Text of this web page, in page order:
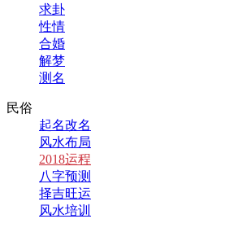
求卦
性情
合婚
解梦
测名
民俗
起名改名
风水布局
2018运程
八字预测
择吉旺运
风水培训